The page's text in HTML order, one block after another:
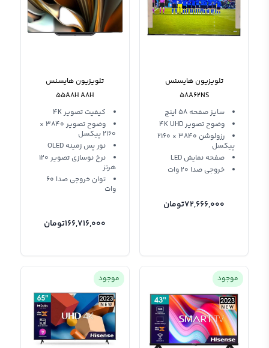
تلویزیون هایسنس
58A62NS
سایز صفحه 58 اینچ
وضوح تصویر 4K UHD
رزولوشن 3840 × 2160
پیکسل
صفحه نمایش LED
خروجی صدا 20 وات
72,666,000تومان
تلویزیون هایسنس
55A8H A8H
کیفیت تصویر 4K
وضوح تصویر 3840 ×
2160 پیکسل
نور پس زمینه OLED
نرخ نوسازی تصویر 120
هرتز
توان خروجی صدا 60
وات
166,716,000تومان
موجود موجود